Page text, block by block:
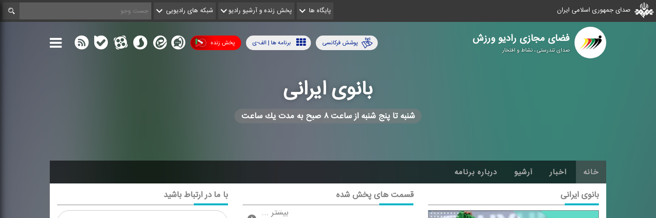
صدای جمهوری اسلامی ایران پایگاه ها پخش زنده و آرشیو رادیو شبکه های رادیویی
فضای مجازی رادیو ورزش
صدای تندرستی ، نشاط و افتخار
پخش زنده برنامه ها | الف-ی پوشش فرکانسی
بانوی ایرانی
شنبه تا پنج شنبه از ساعت ۸ صبح به مدت یك ساعت
خانه اخبار آرشیو درباره برنامه
بانوی ایرانی قسمت های پخش شده
بیشتر ...
با ما در ارتباط باشید